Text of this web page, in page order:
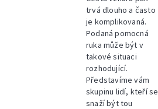
trvá dlouho a často
je komplikovaná.
Podaná pomocná
ruka může být v
takové situaci
rozhodující.
Představíme vám
skupinu lidí, kteří se
snaží být tou